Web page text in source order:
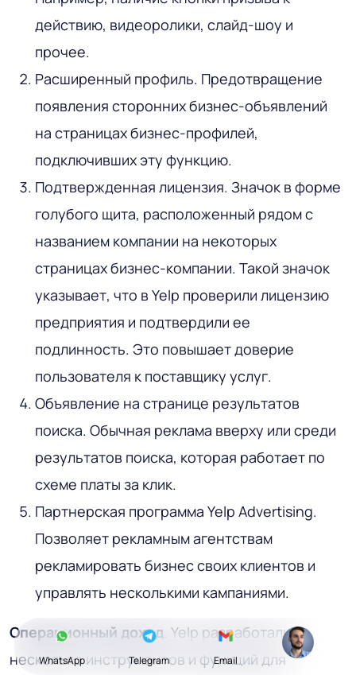
действию, видеоролики, слайд-шоу и
прочее.
Расширенный профиль. Предотвращение
появления сторонних бизнес-объявлений
на страницах бизнес-профилей,
подключивших эту функцию.
Подтвержденная лицензия. Значок в форме
голубого щита, расположенный рядом с
названием компании на некоторых
страницах бизнес-компании. Такой значок
указывает, что в Yelp проверили лицензию
предприятия и подтвердили ее
подлинность. Это повышает доверие
пользователя к поставщику услуг.
Объявление на странице результатов
поиска. Обычная реклама вверху или среди
результатов поиска, которая работает по
схеме платы за клик.
Партнерская программа Yelp Advertising.
Позволяет рекламным агентствам
рекламировать бизнес своих клиентов и
управлять несколькими кампаниями.
Операционный доход. Yelp разработали
несколько инструментов и функций для
WhatsApp Telegram Email